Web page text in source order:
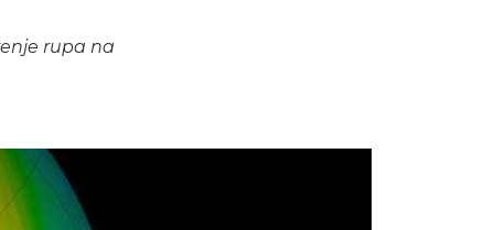
rupa na